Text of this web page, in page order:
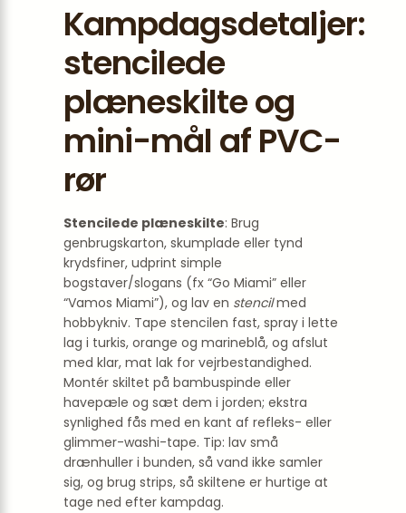
Kampdagsdetaljer:
stencilede
plæneskilte og
mini-mål af PVC-
rør
Stencilede plæneskilte: Brug
genbrugskarton, skumplade eller tynd
krydsfiner, udprint simple
bogstaver/slogans (fx “Go Miami” eller
“Vamos Miami”), og lav en stencilmed
hobbykniv. Tape stencilen fast, spray i lette
lag i turkis, orange og marineblå, og afslut
med klar, mat lak for vejrbestandighed.
Montér skiltet på bambuspinde eller
havepæle og sæt dem i jorden; ekstra
synlighed fås med en kant af refleks- eller
glimmer-washi-tape. Tip: lav små
drænhuller i bunden, så vand ikke samler
sig, og brug strips, så skiltene er hurtige at
tage ned efter kampdag.